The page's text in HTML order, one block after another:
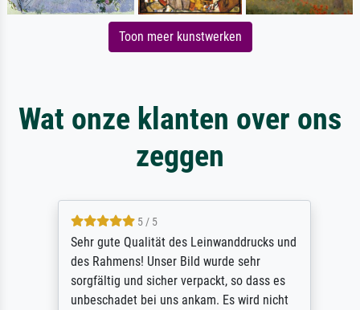
Toon meer kunstwerken
Wat onze klanten over ons
zeggen
5 / 5
Sehr gute Qualität des Leinwanddrucks und
des Rahmens! Unser Bild wurde sehr
sorgfältig und sicher verpackt, so dass es
unbeschadet bei uns ankam. Es wird nicht